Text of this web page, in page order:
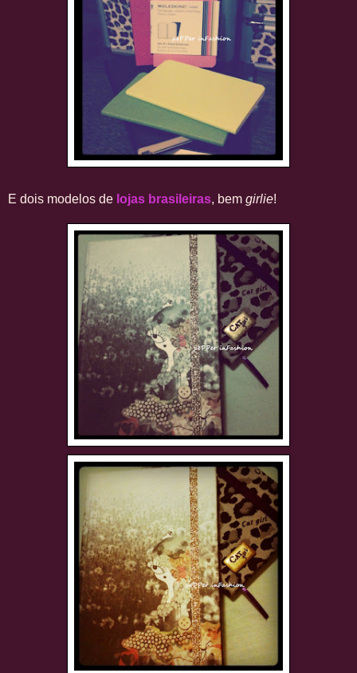
E dois modelos de lojas brasileiras, bem girlie!